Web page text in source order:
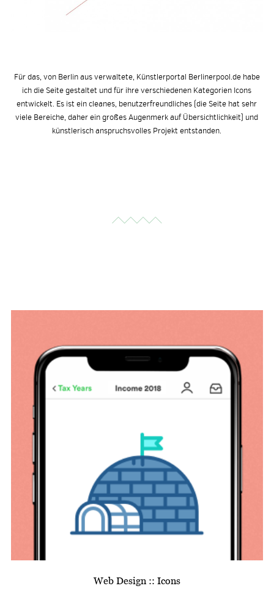
Für das, von Berlin aus verwaltete, Künstlerportal Berlinerpool.de habe
ich die Seite gestaltet und für ihre verschiedenen Kategorien Icons
entwickelt. Es ist ein cleanes, benutzerfreundliches (die Seite hat sehr
viele Bereiche, daher ein großes Augenmerk auf Übersichtlichkeit) und
künstlerisch anspruchsvolles Projekt entstanden.
Web Design :: Icons